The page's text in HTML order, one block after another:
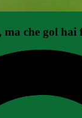
che gol hai